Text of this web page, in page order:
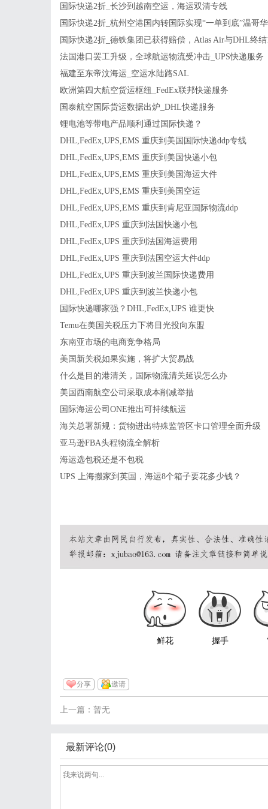
国际快递2折_长沙到越南空运，海运双清专线
国际快递2折_杭州空港国内转国际实现“一单到底”温哥
国际快递2折_德铁集团已获得赔偿，Atlas Air与DHL终
法国港口罢工升级，全球航运物流受冲击_UPS快递服务
福建至东帝汶海运_空运水陆路SAL
欧洲第四大航空货运枢纽_FedEx联邦快递服务
国泰航空国际货运数据出炉_DHL快递服务
锂电池等带电产品顺利通过国际快递？
DHL,FedEx,UPS,EMS 重庆到美国国际快递ddp专线
DHL,FedEx,UPS,EMS 重庆到美国快递小包
DHL,FedEx,UPS,EMS 重庆到美国海运大件
DHL,FedEx,UPS,EMS 重庆到美国空运
DHL,FedEx,UPS,EMS 重庆到肯尼亚国际物流ddp
DHL,FedEx,UPS 重庆到法国快递小包
DHL,FedEx,UPS 重庆到法国海运费用
DHL,FedEx,UPS 重庆到法国空运大件ddp
DHL,FedEx,UPS 重庆到波兰国际快递费用
DHL,FedEx,UPS 重庆到波兰快递小包
国际快递哪家强？DHL,FedEx,UPS 谁更快
Temu在美国关税压力下将目光投向东盟
东南亚市场的电商竞争格局
美国新关税如果实施，将扩大贸易战
什么是目的港清关，国际物流清关延误怎么办
美国西南航空公司采取成本削减举措
国际海运公司ONE推出可持续航运
海关总署新规：货物进出特殊监管区卡口管理全面升级
亚马逊FBA头程物流全解析
海运选包税还是不包税
UPS 上海搬家到英国，海运8个箱子要花多少钱？
鲜花 握手
分享 邀请
上一篇：暂无
最新评论(0)